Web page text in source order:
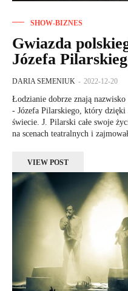
SHOW-BIZNES
Gwiazda
Józefa
DARIA SEMENIUK - 2022-12-20
Łodzianie dobrze znają
- Józefa Pilarskiego, który dzięki
świecie. J. Pilarski całe swoje
na scenach teatralnych i
VIEW POST